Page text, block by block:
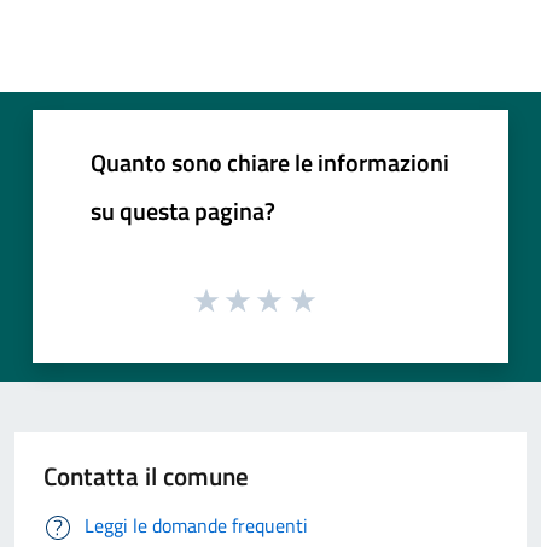
Quanto sono chiare le informazioni
su questa pagina?
Contatta il comune
Leggi le domande frequenti